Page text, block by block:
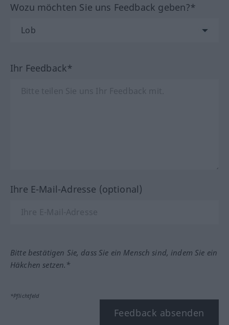
Wozu möchten Sie uns Feedback geben?*
Ihr Feedback*
Ihre E-Mail-Adresse (optional)
Bitte bestätigen Sie, dass Sie ein Mensch sind, indem Sie ein
Häkchen setzen.*
*Pflichtfeld
Feedback absenden